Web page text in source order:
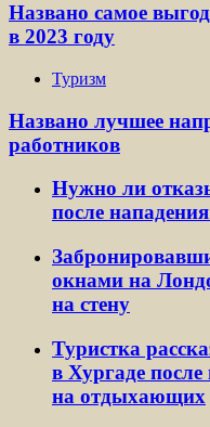
Названо самое
в 2023 году
Туризм
Названо лучшее
работников
Нужно ли
после
окнами на
на стену
Туристка
в Хургаде
на отдыхающих